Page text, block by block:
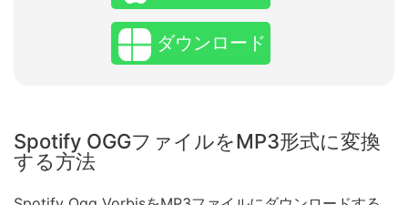
ダウンロード
Spotify OGGファイルをMP3形式に変換
する方法